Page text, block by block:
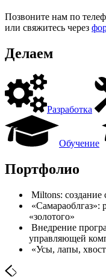
Позвоните нам по
или свяжитесь через
Делаем
Разработка
Обучение
Портфолио
Miltons: создание
«Самараоблгаз»:
«золотого»
Внедрение
управляющей
«Усы, лапы,